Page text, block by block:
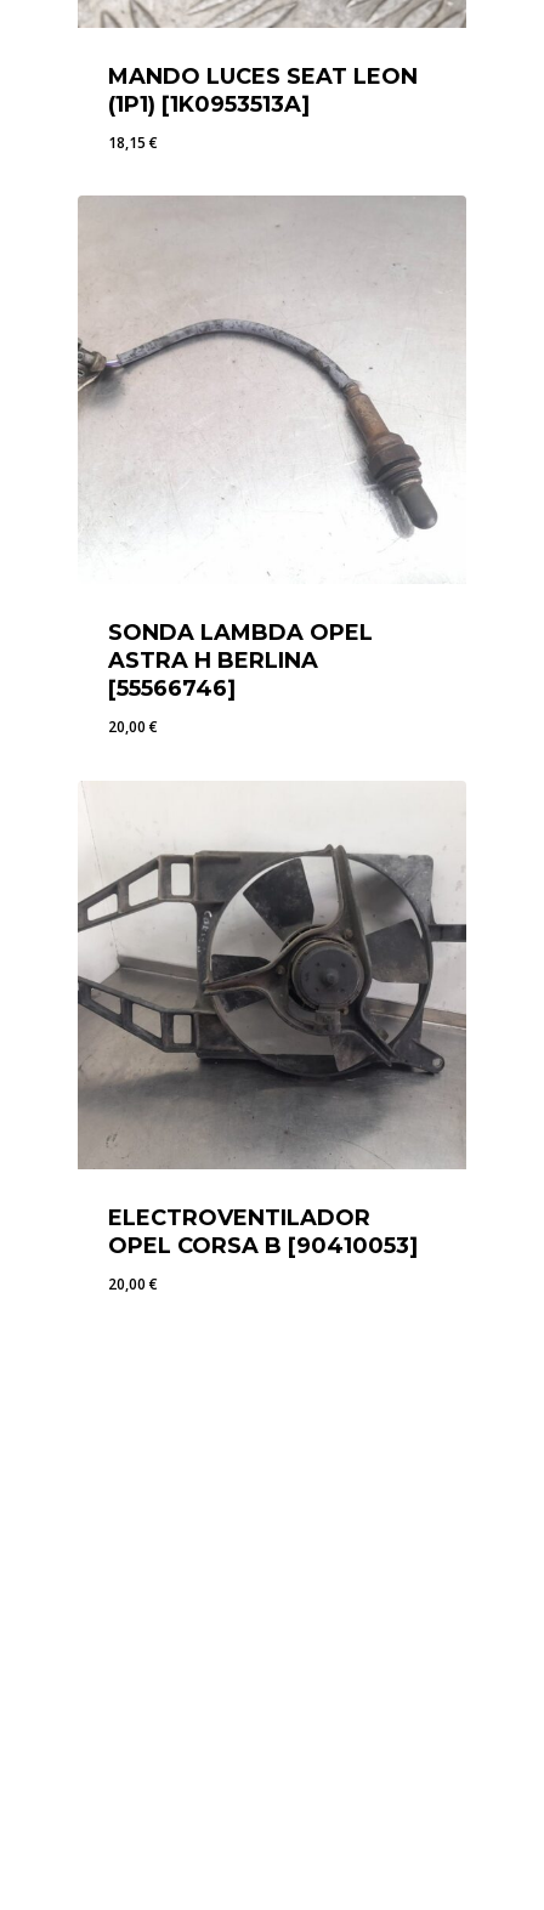
MANDO LUCES SEAT LEON
(1P1) [1K0953513A]
18,15€
SONDA LAMBDA OPEL
ASTRA H BERLINA
[55566746]
20,00€
ELECTROVENTILADOR
OPEL CORSA B [90410053]
20,00€